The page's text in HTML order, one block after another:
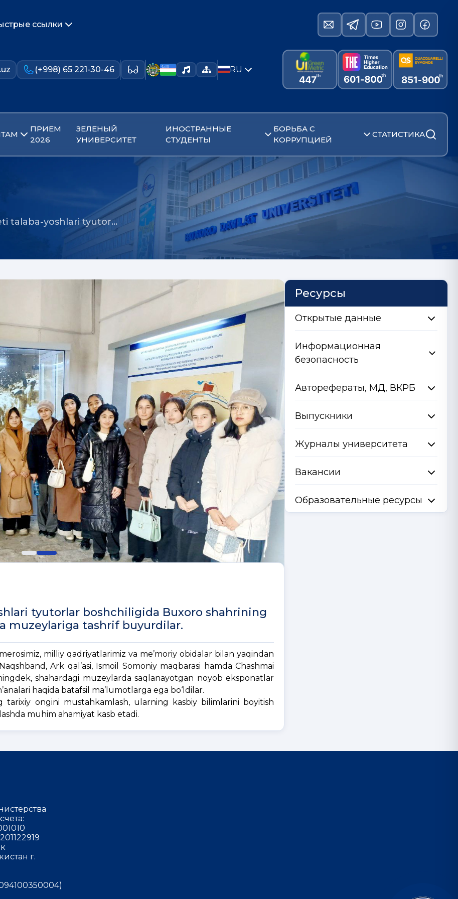
ссылки
(+998) 65 221-30-46 RU
ПРИЕМ
2026
ЗЕЛЕНЫЙ
УНИВЕРСИТЕТ
ИНОСТРАННЫЕ
СТУДЕНТЫ
БОРЬБА С
КОРРУПЦИЕЙ
СТАТИСТИКА
talaba-yoshlari tyutor…
tyutorlar boshchiligida Buxoro shahrining
muzeylariga tashrif buyurdilar.
milliy qadriyatlarimiz va me’moriy obidalar bilan yaqindan
Ark qal’asi, Ismoil Somoniy maqbarasi hamda Chashmai
shahardagi muzeylarda saqlanayotgan noyob eksponatlar
haqida batafsil ma’lumotlarga ega bo‘ldilar.
tarixiy ongini mustahkamlash, ularning kasbiy bilimlarini boyitish
muhim ahamiyat kasb etadi.
Ресурсы
Открытые данные
Информационная
безопасность
Авторефераты, МД, ВКРБ
Выпускники
Журналы университета
Вакансии
Образовательные ресурсы
г.